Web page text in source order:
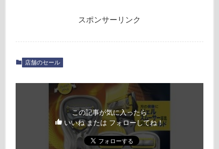
スポンサーリンク
店舗のセール
この記事が気に入ったら
いいね または フォローしてね！